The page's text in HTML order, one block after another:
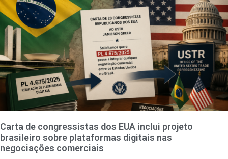
Carta de congressistas dos EUA inclui projeto
brasileiro sobre plataformas digitais nas
negociações comerciais